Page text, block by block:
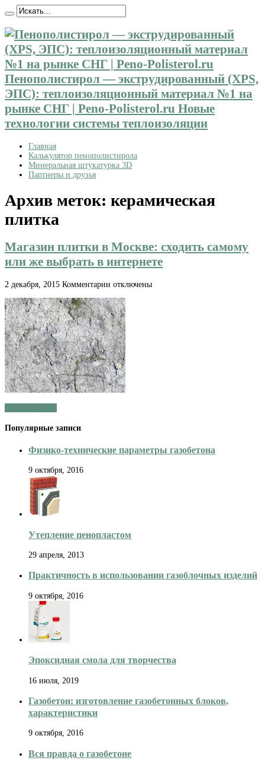
Пенополистирол — экструдированный (XPS,
ЭПС): теплоизоляционный материал №1 на
рынке СНГ | Peno-Polisterol.ru Новые
технологии системы теплоизоляции
Главная
Калькулятор пенополистирола
Минеральная штукатурка 3D
Партнеры и друзья
Архив меток: керамическая
плитка
Магазин плитки в Москве: сходить самому
или же выбрать в интернете
2 декабря, 2015 Комментарии к
Магазин
плитки
в
Москве:
сходить
самому
или
же
выбрать
в
отключены
Популярные записи
Физико-технические параметры газобетона
9 октября, 2016
Утепление пенопластом
29 апреля, 2013
Практичность в использовании газоблочных изделий
9 октября, 2016
Эпоксидная смола для творчества
16 июля, 2019
Газобетон: изготовление газобетонных блоков,
характеристики
9 октября, 2016
Вся правда о газобетоне